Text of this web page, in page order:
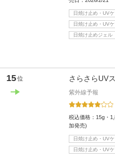
日焼け止め・UV
日焼け止め・UV
日焼け止めジェル
15位 さらさらUV
紫外線予報
税込価格： 15g・
加発売)
日焼け止め・UV
日焼け止め・UV